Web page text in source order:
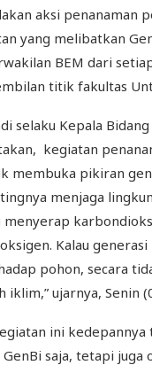
aksi penanaman
yang melibatkan
BEM dari
titik fakultas
selaku Kepala
kegiatan
membuka pikiran
menjaga
menyerap
Kalau generasi
pohon, secara
iklim,” ujarnya, Senin
ini kedepannya
saja, tetapi juga